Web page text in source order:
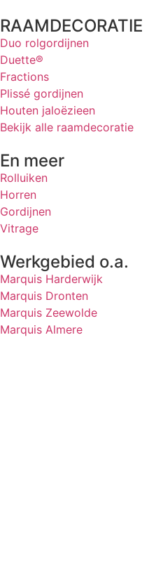
RAAMDECORATIE
Duo rolgordijnen
Duette®
Fractions
Plissé gordijnen
Houten jaloëzieen
Bekijk alle raamdecoratie
En meer
Rolluiken
Horren
Gordijnen
Vitrage
Werkgebied o.a.
Marquis Harderwijk
Marquis Dronten
Marquis Zeewolde
Marquis Almere